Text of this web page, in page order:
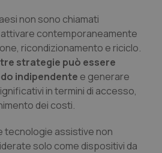
non sono chiamati
contemporaneamente
ricondizionamento e riciclo.
strategie può essere
indipendente e generare
in termini di accesso,
dei costi.
tecnologie assistive non
solo come dispositivi da